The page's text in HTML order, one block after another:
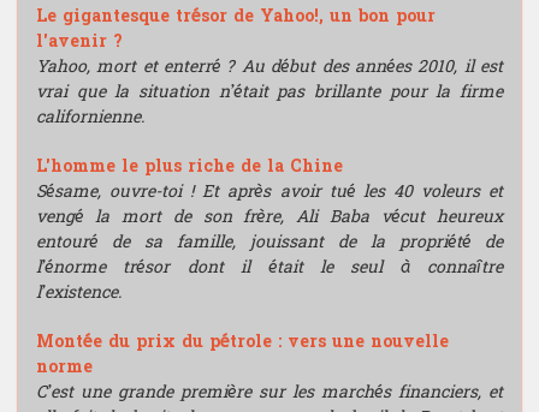
Compétition et challenge au CIT USA
RECHERCHE
Departement
Hardware & Finance
Finance comportementale
Optimisation de portfolio
Trading HF
Le gigantesque trésor de Yahoo!, un bon pour
l'avenir ?
Yahoo, mort et enterré ? Au début des années 2010, il est
vrai que la situation n’était pas brillante pour la firme
californienne.
L'homme le plus riche de la Chine
Sésame, ouvre-toi ! Et après avoir tué les 40 voleurs et
vengé la mort de son frère, Ali Baba vécut heureux
entouré de sa famille, jouissant de la propriété de
l’énorme trésor dont il était le seul à connaître
l’existence.
Montée du prix du pétrole : vers une nouvelle
norme
C’est une grande première sur les marchés financiers, et